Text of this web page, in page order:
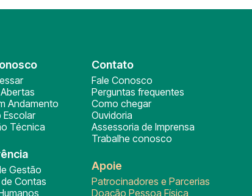
Andamento
Escolar
Técnica
Gestão
Contas
Contato
Fale Conosco
Perguntas frequentes
Como chegar
Ouvidoria
Assessoria de Imprensa
Trabalhe conosco
Apoie
Patrocinadores e Parcerias
Doação Pessoa Física